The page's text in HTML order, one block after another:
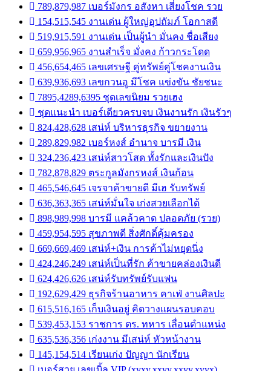
789,879,987 เบอร์มังกร อสังหา เสี่ยงโชค รวย
154,515,545 งานเด่น ผู้ใหญ่อุปถัมภ์ โอกาสดี
519,915,591 งานเด่น เป็นผู้นำ มั่นคง ชื่อเสียง
659,956,965 งานสำเร็จ มั่งคง ก้าวกระโดด
456,654,465 เลขเศรษฐี คู่ทรัพย์คู่โชคงานเงิน
639,936,693 เลขกวนอู มีโชค แข่งขัน ชัยชนะ
7895,4289,6395 ชุดเลขนิยม รวยเฮง
ชุดแนะนำ เบอร์เดียวครบจบ เงินงานรัก เงินรัวๆ
824,428,628 เสน่ห์ บริหารธุรกิจ ขยายงาน
289,829,982 เบอร์หงส์ อำนาจ บารมี เงิน
324,236,423 เสน่ห์สาวโสด ทั้งรักและเงินปัง
782,878,829 ตระกูลมังกรหงส์ เงินก้อน
465,546,645 เจรจาค้าขายดี มีเฮ รับทรัพย์
636,363,365 เสน่ห์มั่นใจ เก่งสวยเลือกได้
898,989,998 บารมี แคล้วคาด ปลอดภัย (รวย)
459,954,595 สุขภาพดี สิ่งศักดิ์คุ้มครอง
669,669,469 เสน่ห์+เงิน การค้าไม่หยุดนิ่ง
424,246,249 เสน่ห์เป็นที่รัก ค้าขายคล่องเงินดี
624,426,626 เสน่ห์รับทรัพย์รับแฟน
192,629,429 ธุรกิจร้านอาหาร คาเฟ่ งานศิลปะ
615,516,165 เก็บเงินอยู่ คิดวางแผนรอบคอบ
539,453,153 ราชการ ตร. ทหาร เลื่อนตำแหน่ง
635,536,356 เก่งงาน มีเสน่ห์ หัวหน้างาน
145,154,514 เรียนเก่ง ปัญญา นักเรียน